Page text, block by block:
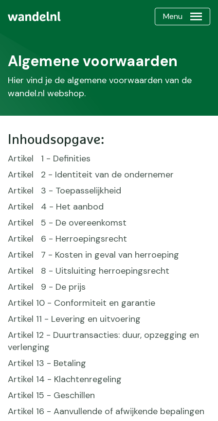
Menu
Algemene voorwaarden
Hier vind je de algemene voorwaarden van de
wandel.nl webshop.
Inhoudsopgave:
Artikel 1 - Definities
Artikel 2 - Identiteit van de ondernemer
Artikel 3 - Toepasselijkheid
Artikel 4 - Het aanbod
Artikel 5 - De overeenkomst
Artikel 6 - Herroepingsrecht
Artikel 7 - Kosten in geval van herroeping
Artikel 8 - Uitsluiting herroepingsrecht
Artikel 9 - De prijs
Artikel 10 - Conformiteit en garantie
Artikel 11 - Levering en uitvoering
Artikel 12 - Duurtransacties: duur, opzegging en
verlenging
Artikel 13 - Betaling
Artikel 14 - Klachtenregeling
Artikel 15 - Geschillen
Artikel 16 - Aanvullende of afwijkende bepalingen